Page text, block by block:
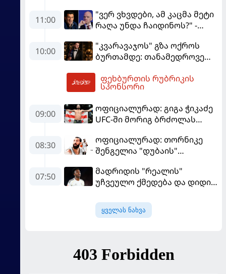
გვსურს" - მიკელ არტეტა
11:00
"ვერ ვხვდები, ამ კაცმა მეტი
რაღა უნდა ჩაიდინოს?" -
გადადგომას მოითხოვს
10:00
"კვარავაჯოს" გზა ოქროს
ბურთამდე: თანამედროვე
ფეხბურთის რუბრიკის
სპონსორი
09:00
ოფიციალურად: გიგა ჭიკაძე
UFC-ში მორიგ ბრძოლას
08:30
ოფიციალურად: თორნიკე
შენგელია "დუბაის"
07:50
მადრიდის "რეალის"
უჩვეულო ქმედება და დიდი
მომავალი გადაწყდა
ყველას ნახვა